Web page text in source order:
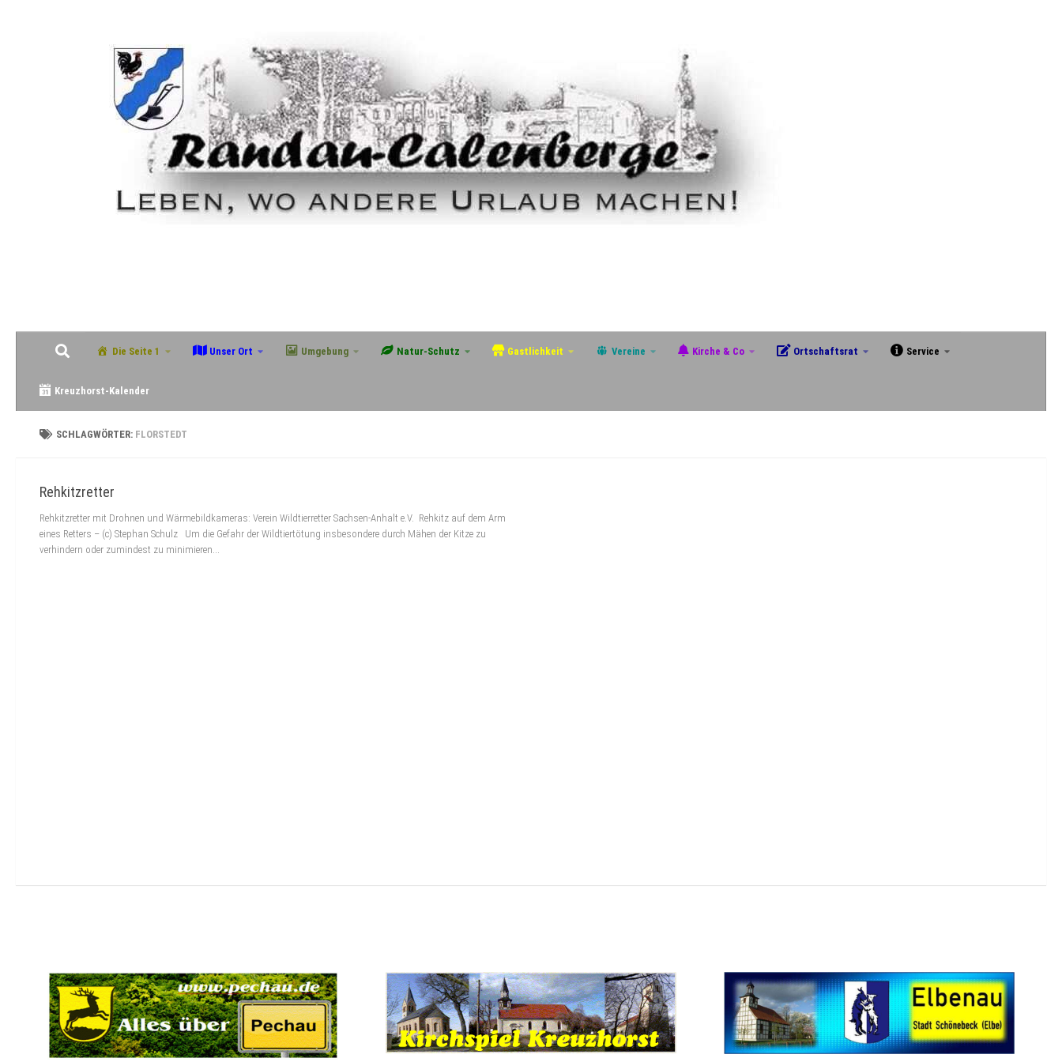
Die Seite 1 Unser Ort Umgebung Natur-Schutz Gastlichkeit Vereine Kirche & Co Ortschaftsrat Service
Kreuzhorst-Kalender
SCHLAGWÖRTER: FLORSTEDT
Rehkitzretter
Rehkitzretter mit Drohnen und Wärmebildkameras: Verein Wildtierretter Sachsen-Anhalt e.V. Rehkitz auf dem Arm
eines Retters – (c) Stephan Schulz Um die Gefahr der Wildtiertötung insbesondere durch Mähen der Kitze zu
verhindern oder zumindest zu minimieren...